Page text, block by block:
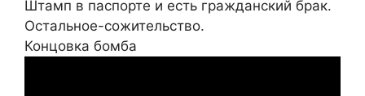
Штамп в паспорте и есть гражданский брак.
Остальное-сожительство.
Концовка бомба